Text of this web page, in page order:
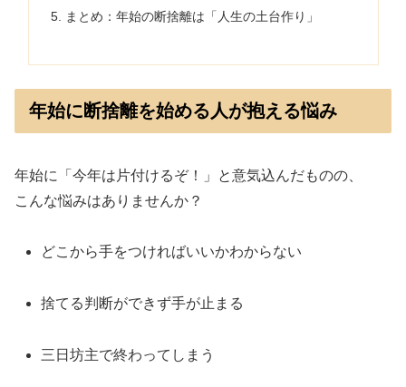
まとめ：年始の断捨離は「人生の土台作り」
年始に断捨離を始める人が抱える悩み
年始に「今年は片付けるぞ！」と意気込んだものの、
こんな悩みはありませんか？
どこから手をつければいいかわからない
捨てる判断ができず手が止まる
三日坊主で終わってしまう